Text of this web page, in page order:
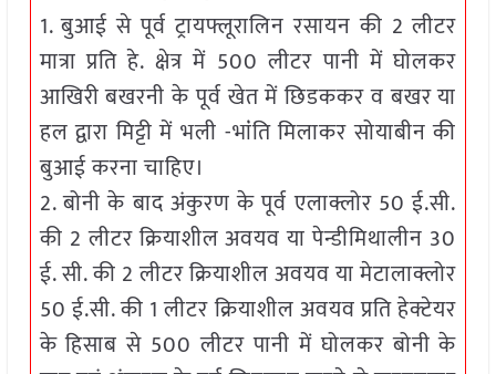
1. बुआई से पूर्व ट्रायफ्लूरालिन रसायन की 2 लीटर
मात्रा प्रति हे. क्षेत्र में 500 लीटर पानी में घोलकर
आखिरी बखरनी के पूर्व खेत में छिडककर व बखर या
हल द्वारा मिट्टी में भली -भांंति मिलाकर सोयाबीन की
बुआई करना चाहिए।
2. बोनी के बाद अंकुरण के पूर्व एलाक्लोर 50 ई.सी.
की 2 लीटर क्रियाशील अवयव या पेन्डीमिथालीन 30
ई. सी. की 2 लीटर क्रियाशील अवयव या मेटालाक्लोर
50 ई.सी. की 1 लीटर क्रियाशील अवयव प्रति हेक्टेयर
के हिसाब से 500 लीटर पानी में घोलकर बोनी के